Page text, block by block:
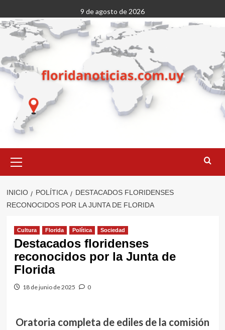
al
contenido
9 de agosto de 2026
primario
INICIO POLÍTICA
DESTACADOS FLORIDENSES
RECONOCIDOS POR LA JUNTA DE FLORIDA
Cultura Florida Política Sociedad
Destacados floridenses
reconocidos por la Junta de
Florida
18 de junio de 2025 0
Oratoria completa de ediles de la comisión